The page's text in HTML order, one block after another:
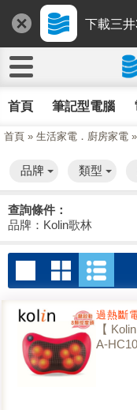
下載三
首頁 筆記型電腦
首頁 » 生活家電．廚房家電 »
品牌 類型
查詢條件：
品牌：Kolin歌林
過熱斷
【
A-